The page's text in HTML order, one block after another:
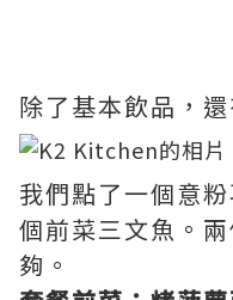
除了基本飲品，
我們點了一個意
個前菜三文魚。
夠。